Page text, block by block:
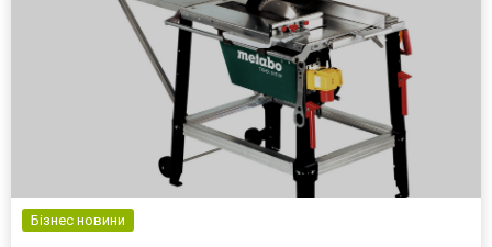
Бізнес новини